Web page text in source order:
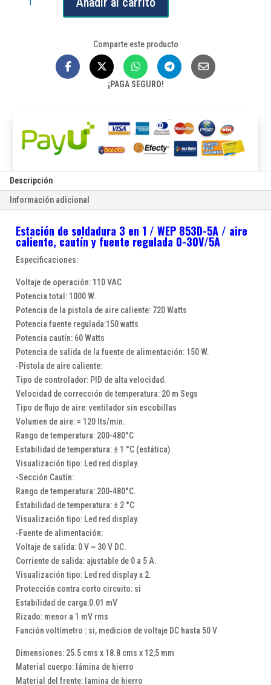
aire
cautín
fuente
0-
30V/5A
cantidad
Comparte este producto
¡PAGA SEGURO!
Descripción
Información adicional
Estación de soldadura 3 en 1 / WEP 853D-5A / aire
caliente, cautín y fuente regulada 0-30V/5A
Especificaciones:
Voltaje de operación: 110 VAC
Potencia total: 1000 W.
Potencia de la pistola de aire caliente: 720 Watts
Potencia fuente regulada:150 watts
Potencia cautín: 60 Watts
Potencia de salida de la fuente de alimentación: 150 W.
-Pistola de aire caliente:
Tipo de controlador: PID de alta velocidad.
Velocidad de corrección de temperatura: 20 m Segs
Tipo de flujo de aire: ventilador sin escobillas
Volumen de aire: = 120 lts/min.
Rango de temperatura: 200-480°C
Estabilidad de temperatura: ± 1 °C (estática).
Visualización tipo: Led red display.
-Sección Cautín:
Rango de temperatura: 200-480°C.
Estabilidad de temperatura: ± 2 °C
Visualización tipo: Led red display.
-Fuente de alimentación:
Voltaje de salida: 0 V ~ 30 V DC.
Corriente de salida: ajustable de 0 a 5 A.
Visualización tipo: Led red display x 2.
Protección contra corto circuito: si
Estabilidad de carga:0.01 mV
Rizado: menor a 1 mV rms
Función voltímetro : si, medicion de voltaje DC hasta 50 V
Dimensiones: 25.5 cms x 18.8 cms x 12,5 mm
Material cuerpo: lámina de hierro
Material del frente: lamina de hierro